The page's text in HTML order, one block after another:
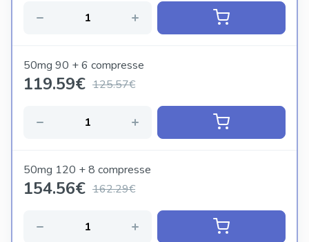
50mg 90 + 6 compresse
119.59€ 125.57€
50mg 120 + 8 compresse
154.56€ 162.29€